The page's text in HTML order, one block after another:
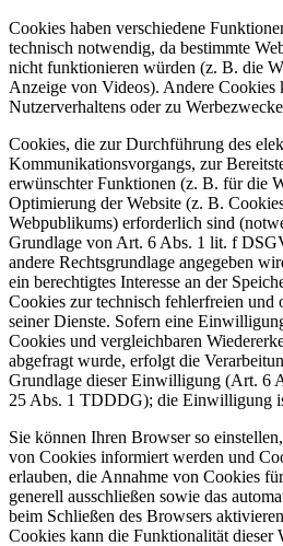
Cookies haben verschiedene
technisch notwendig, da bestimmte
nicht funktionieren würden (z. B. die
Anzeige von Videos). Andere Cookies
Nutzerverhaltens oder zu
Cookies, die zur Durchführung des
Kommunikationsvorgangs, zur
erwünschter Funktionen (z. B. für die
Optimierung der Website (z. B.
Webpublikums) erforderlich sind
Grundlage von Art. 6 Abs. 1 lit. f
andere Rechtsgrundlage angegeben
ein berechtigtes Interesse an der
Cookies zur technisch fehlerfreien und
seiner Dienste. Sofern eine
Cookies und vergleichbaren
abgefragt wurde, erfolgt die
Grundlage dieser Einwilligung (Art. 6
25 Abs. 1 TDDDG); die Einwilligung
Sie können Ihren Browser so
von Cookies informiert werden und
erlauben, die Annahme von Cookies
generell ausschließen sowie das
beim Schließen des Browsers
Cookies kann die Funktionalität dieser